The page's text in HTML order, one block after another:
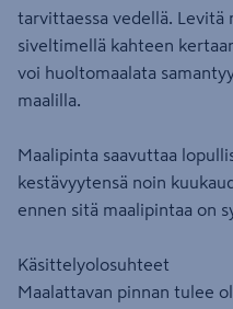
tarvittaessa vedellä. Levitä
siveltimellä kahteen
voi huoltomaalata
maalilla.
Maalipinta saavuttaa
kestävyytensä noin
ennen sitä maalipintaa on
Käsittelyolosuhteet
Maalattavan pinnan tulee